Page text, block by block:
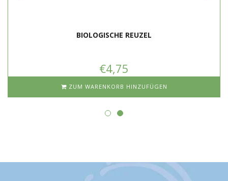
BIOLOGISCHE REUZEL
€4,75
ZUM WARENKORB HINZUFÜGEN